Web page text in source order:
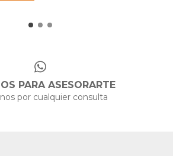
PARA ASESORARTE
por cualquier consulta